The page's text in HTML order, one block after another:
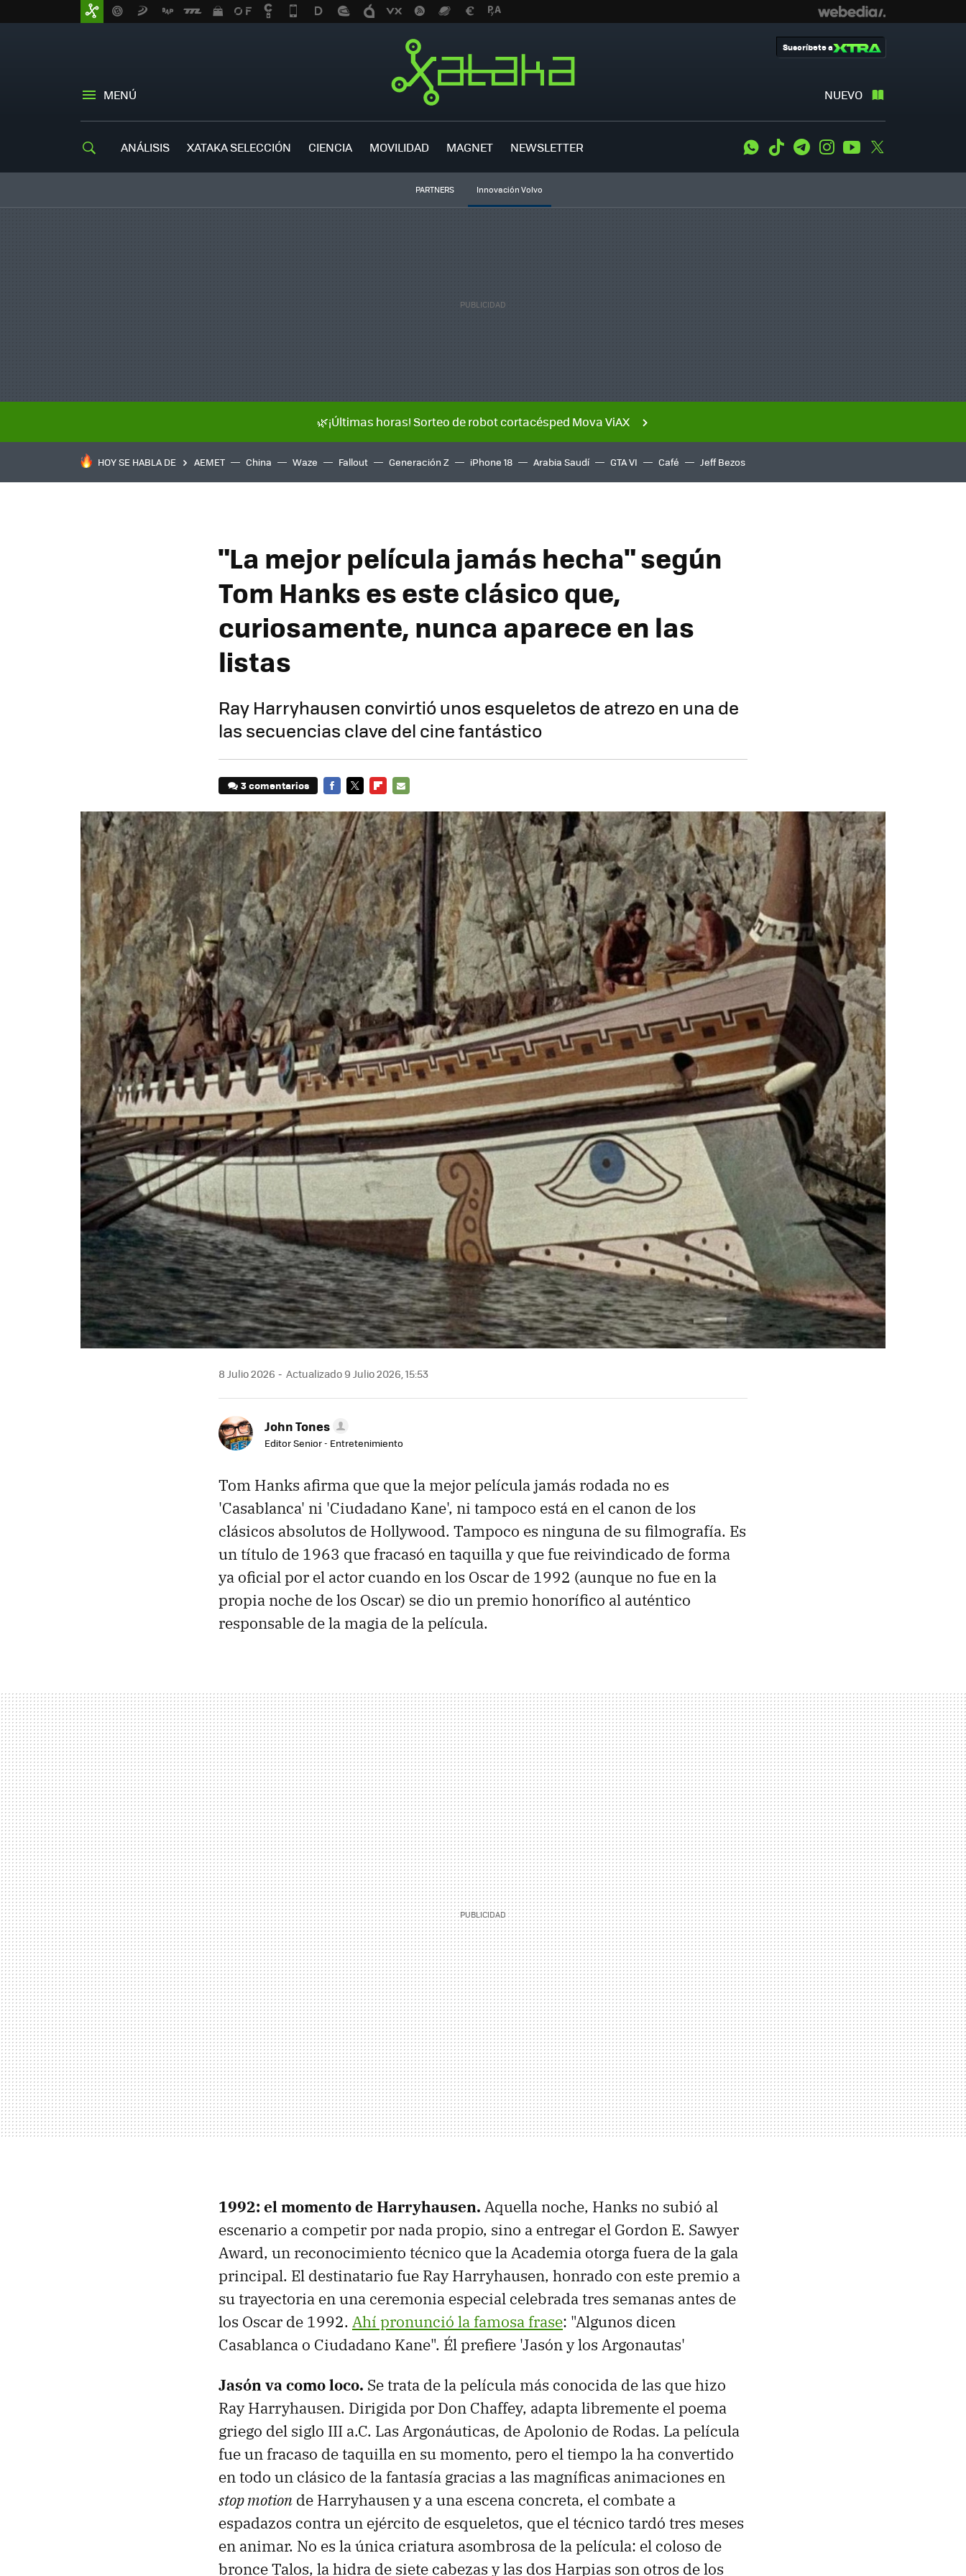
MENÚ NUEVO
Suscríbete a
ANÁLISIS XATAKA SELECCIÓN CIENCIA MOVILIDAD MAGNET NEWSLETTER WhatsApp
Tiktok TelegramInstagramYoutube
PARTNERS Innovación Volvo
🌿¡Últimas horas! Sorteo de robot cortacésped Mova ViAX
HOY SE HABLA DE AEMET China Waze Fallout Generación Z iPhone 18 Arabia Saudí GTA VI Café Jeff Bezos
"La mejor película jamás hecha" según
Tom Hanks es este clásico que,
curiosamente, nunca aparece en las
listas
Ray Harryhausen convirtió unos esqueletos de atrezo en una de
las secuencias clave del cine fantástico
3 comentarios
MAIL
8 Julio 2026 Actualizado 9 Julio 2026, 15:53
John Tones
Editor Senior - Entretenimiento
Tom Hanks afirma que que la mejor película jamás rodada no es
'Casablanca' ni 'Ciudadano Kane', ni tampoco está en el canon de los
clásicos absolutos de Hollywood. Tampoco es ninguna de su filmografía. Es
un título de 1963 que fracasó en taquilla y que fue reivindicado de forma
ya oficial por el actor cuando en los Oscar de 1992 (aunque no fue en la
propia noche de los Oscar) se dio un premio honorífico al auténtico
responsable de la magia de la película.
1992: el momento de Harryhausen. Aquella noche, Hanks no subió al
escenario a competir por nada propio, sino a entregar el Gordon E. Sawyer
Award, un reconocimiento técnico que la Academia otorga fuera de la gala
principal. El destinatario fue Ray Harryhausen, honrado con este premio a
su trayectoria en una ceremonia especial celebrada tres semanas antes de
los Oscar de 1992. Ahí pronunció la famosa frase: "Algunos dicen
Casablanca o Ciudadano Kane". Él prefiere 'Jasón y los Argonautas'
Jasón va como loco. Se trata de la película más conocida de las que hizo
Ray Harryhausen. Dirigida por Don Chaffey, adapta libremente el poema
griego del siglo III a.C. Las Argonáuticas, de Apolonio de Rodas. La película
fue un fracaso de taquilla en su momento, pero el tiempo la ha convertido
en todo un clásico de la fantasía gracias a las magníficas animaciones en
stop motion de Harryhausen y a una escena concreta, el combate a
espadazos contra un ejército de esqueletos, que el técnico tardó tres meses
en animar. No es la única criatura asombrosa de la película: el coloso de
bronce Talos, la hidra de siete cabezas y las dos Harpias son otros de los